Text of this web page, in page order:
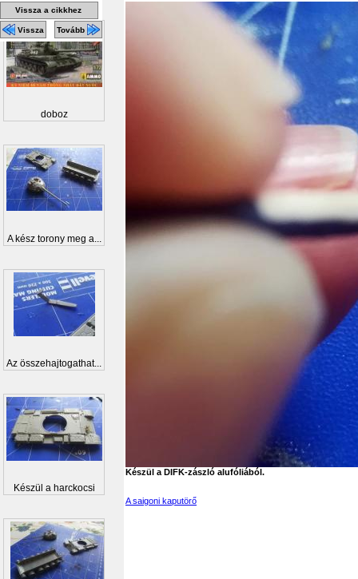
Készül a DIFK-zászló alufóliából.
A saigoni kaputörő
Vissza a cikkhez
Vissza Tovább
doboz
A kész torony meg a...
Az összehajtogathat...
Készül a harckocsi